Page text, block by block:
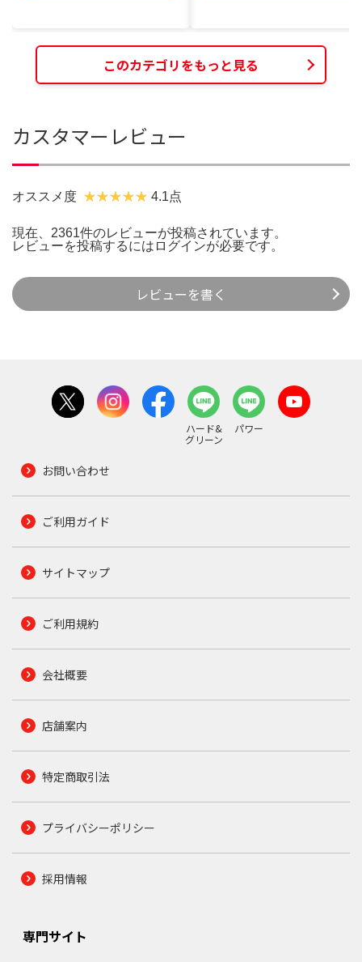
このカテゴリをもっと見る
カスタマーレビュー
オススメ度 4.1点
現在、2361件のレビューが投稿されています。
レビューを投稿するには ログインが必要です。
レビューを書く
ハード&
グリーン
パワー
お問い合わせ
ご利用ガイド
サイトマップ
ご利用規約
会社概要
店舗案内
特定商取引法
プライバシーポリシー
採用情報
専門サイト